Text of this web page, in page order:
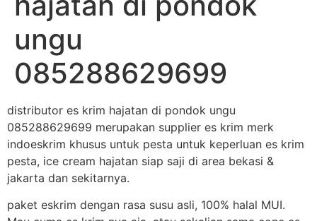
ungu
085288629699
distributor es krim hajatan di pondok ungu
085288629699 merupakan supplier es krim merk
indoeskrim khusus untuk pesta untuk keperluan es krim
pesta, ice cream hajatan siap saji di area bekasi &
jakarta dan sekitarnya.
paket eskrim dengan rasa susu asli, 100% halal MUI.